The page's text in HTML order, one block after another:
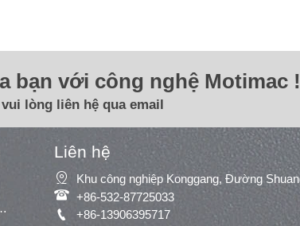
bạn với công nghệ Motimac !
lòng liên hệ qua email
nhám đai rộng
Liên hệ

 +86-532-87725033
 +86-13906395717